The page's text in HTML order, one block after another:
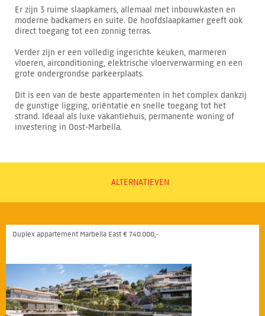
Er zijn 3 ruime slaapkamers, allemaal met inbouwkasten en
moderne badkamers en suite. De hoofdslaapkamer geeft ook
direct toegang tot een zonnig terras.
Verder zijn er een volledig ingerichte keuken, marmeren
vloeren, airconditioning, elektrische vloerverwarming en een
grote ondergrondse parkeerplaats.
Dit is een van de beste appartementen in het complex dankzij
de gunstige ligging, oriëntatie en snelle toegang tot het
strand. Ideaal als luxe vakantiehuis, permanente woning of
investering in Oost-Marbella.
ALTERNATIEVEN
Duplex appartement Marbella East € 740.000,-